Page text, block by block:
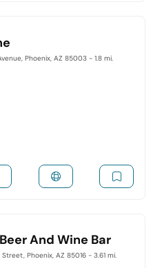
Phoenix, AZ 85003 - 1.8 mi.
And Wine Bar
Phoenix, AZ 85016 - 3.61 mi.